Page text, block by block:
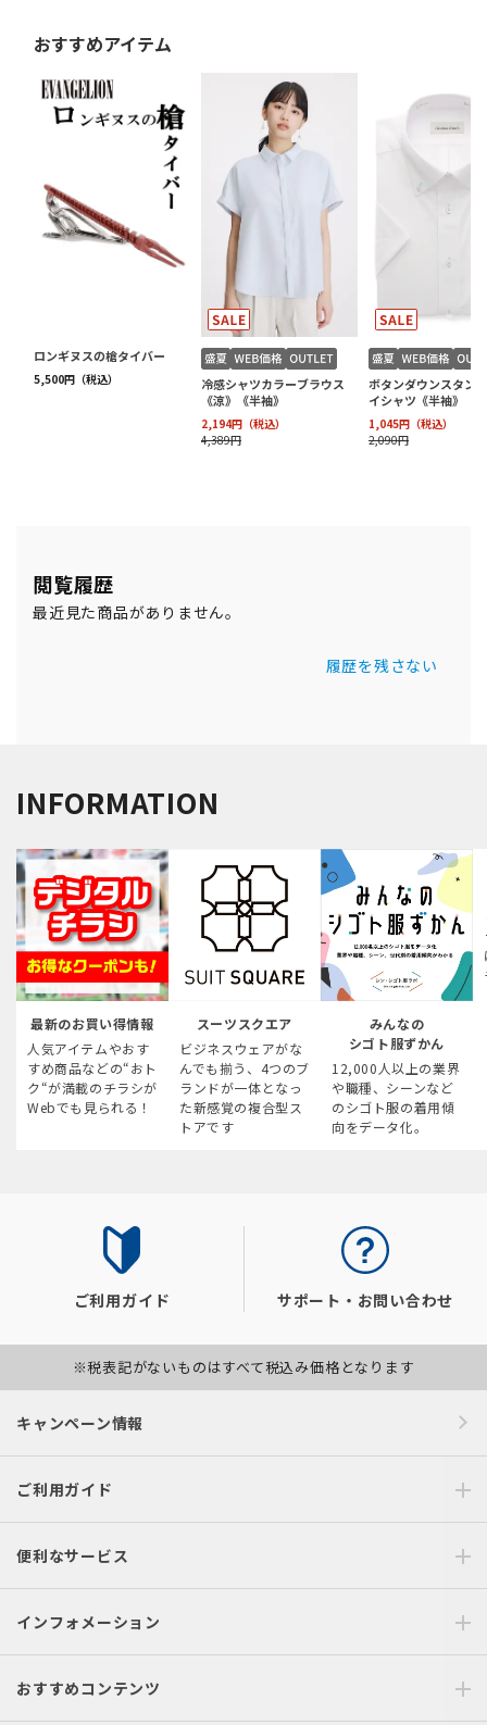
閲覧履歴
最近見た商品がありません。
履歴を残さない
INFORMATION
最新のお買い得情報
人気アイテムやおす
すめ商品などの“おト
ク“が満載のチラシが
Webでも見られる！
スーツスクエア
ビジネスウェアがな
んでも揃う、4つのブ
ランドが一体となっ
た新感覚の複合型ス
トアです
みんなの
シゴト服ずかん
12,000人以上の業界
や職種、シーンなど
のシゴト服の着用傾
向をデータ化。
ご利用ガイド サポート・お問い合わせ
※税表記がないものはすべて税込み価格となります
キャンペーン情報
ご利用ガイド
便利なサービス
インフォメーション
おすすめコンテンツ